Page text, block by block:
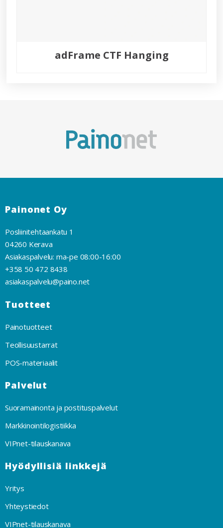
adFrame CTF Hanging
Painonet Oy
Posliinitehtaankatu 1
04260 Kerava
Asiakaspalvelu: ma-pe 08:00-16:00
+358 50 472 8438
asiakaspalvelu@paino.net
Tuotteet
Painotuotteet
Teollisuustarrat
POS-materiaalit
Palvelut
Suoramainonta ja postituspalvelut
Markkinointilogistiikka
VIPnet-tilauskanava
Hyödyllisiä linkkejä
Yritys
Yhteystiedot
VIPnet-tilauskanava